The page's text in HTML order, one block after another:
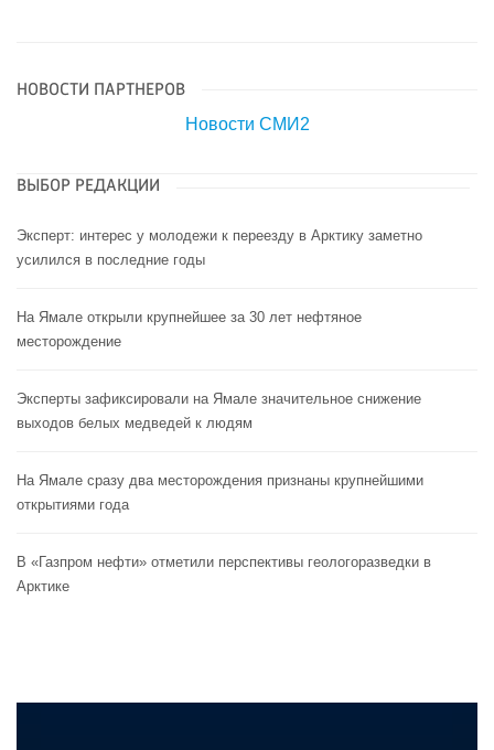
НОВОСТИ ПАРТНЕРОВ
Новости СМИ2
ВЫБОР РЕДАКЦИИ
Эксперт: интерес у молодежи к переезду в Арктику заметно
усилился в последние годы
На Ямале открыли крупнейшее за 30 лет нефтяное
месторождение
Эксперты зафиксировали на Ямале значительное снижение
выходов белых медведей к людям
На Ямале сразу два месторождения признаны крупнейшими
открытиями года
В «Газпром нефти» отметили перспективы геологоразведки в
Арктике